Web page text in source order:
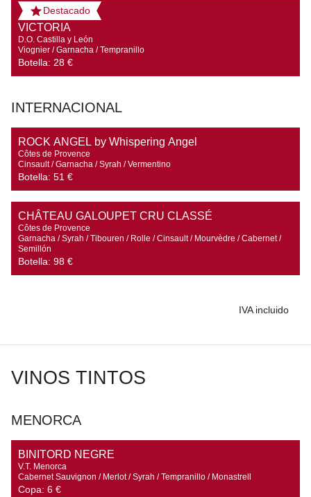
Destacado
VICTORIA
D.O. Castilla y León
Viognier / Garnacha / Tempranillo
Botella: 28 €
INTERNACIONAL
ROCK ANGEL by Whispering Angel
Côtes de Provence
Cinsault / Garnacha / Syrah / Vermentino
Botella: 51 €
CHÂTEAU GALOUPET CRU CLASSÉ
Côtes de Provence
Garnacha / Syrah / Tibouren / Rolle / Cinsault / Mourvèdre / Cabernet /
Semillón
Botella: 98 €
IVA incluido
VINOS TINTOS
MENORCA
BINITORD NEGRE
V.T. Menorca
Cabernet Sauvignon / Merlot / Syrah / Tempranillo / Monastrell
Copa: 6 €